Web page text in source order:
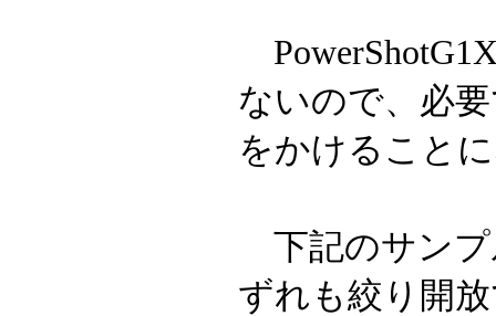
ないので、必
をかけること
下記のサンプ
ずれも絞り開